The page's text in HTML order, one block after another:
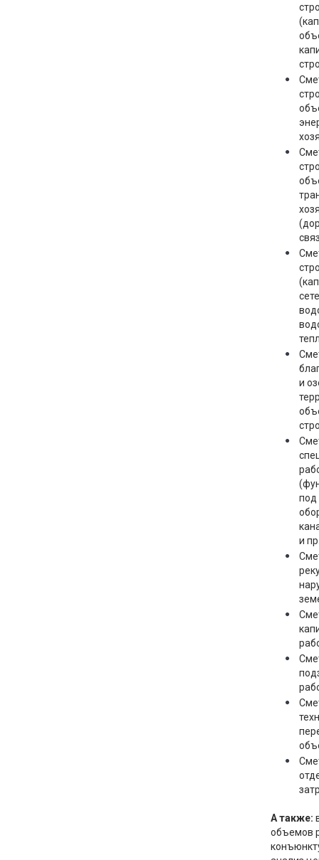
и
под
и
А также:
объемов